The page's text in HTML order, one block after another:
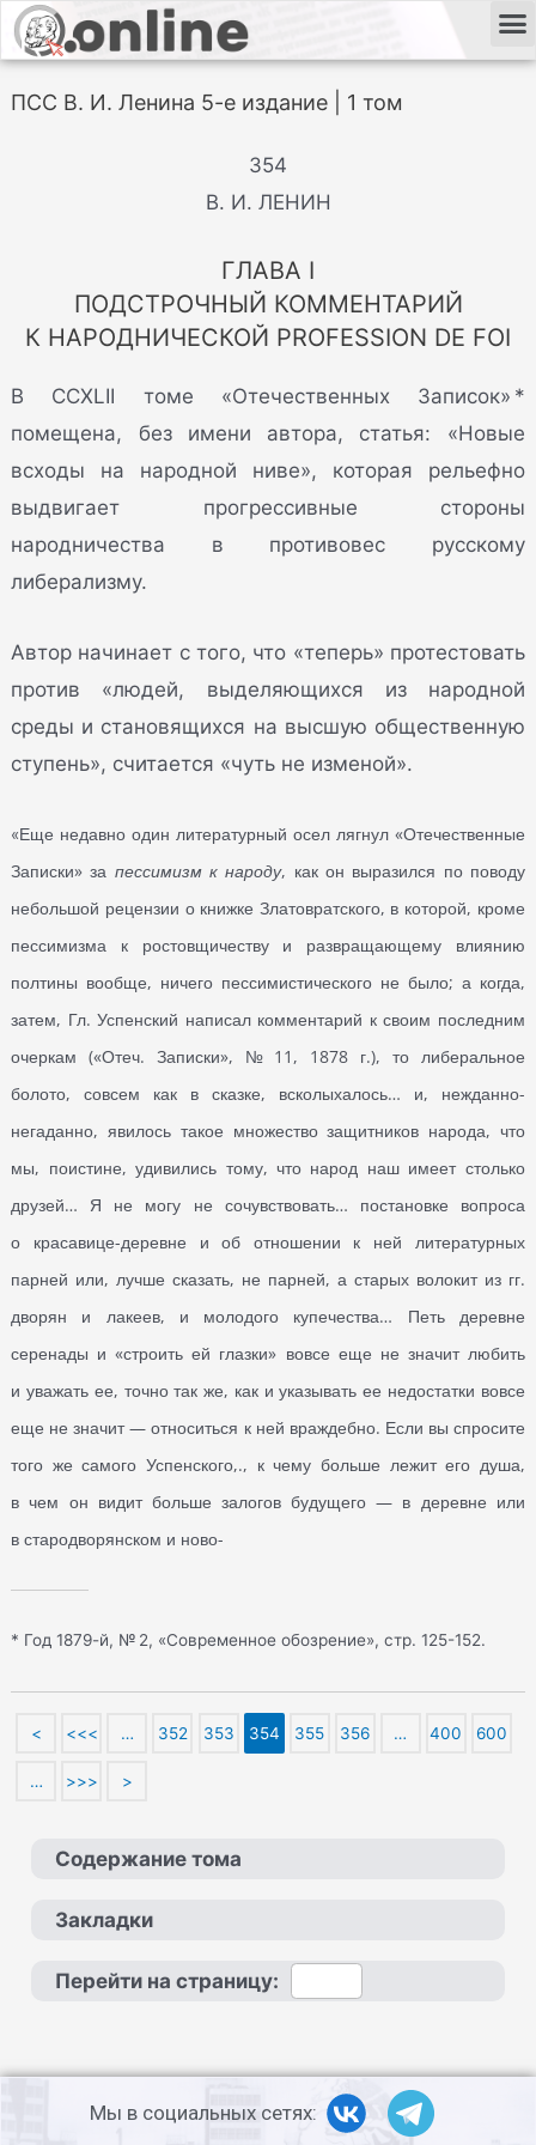
ПСС В. И. Ленина 5-е издание | 1 том
354
В. И. ЛЕНИН
ГЛАВА I
ПОДСТРОЧНЫЙ КОММЕНТАРИЙ
К НАРОДНИЧЕСКОЙ PROFESSION DE FOI
В CCXLII томе «Отечественных Записок» *
помещена, без имени автора, статья: «Новые
всходы на народной ниве», которая рельефно
выдвигает прогрессивные стороны
народничества в противовес русскому
либерализму.
Автор начинает с того, что «теперь» протестовать
против «людей, выделяющихся из народной
среды и становящихся на высшую общественную
ступень», считается «чуть не изменой».
«Еще недавно один литературный осел лягнул «Отечественные
Записки» за пессимизм к народу, как он выразился по поводу
небольшой рецензии о книжке Златовратского, в которой, кроме
пессимизма к ростовщичеству и развращающему влиянию
полтины вообще, ничего пессимистического не было; а когда,
затем, Гл. Успенский написал комментарий к своим последним
очеркам («Отеч. Записки», № 11, 1878 г.), то либеральное
болото, совсем как в сказке, всколыхалось… и, нежданно-
негаданно, явилось такое множество защитников народа, что
мы, поистине, удивились тому, что народ наш имеет столько
друзей… Я не могу не сочувствовать… постановке вопроса
о красавице-деревне и об отношении к ней литературных
парней или, лучше сказать, не парней, а старых волокит из гг.
дворян и лакеев, и молодого купечества… Петь деревне
серенады и «строить ей глазки» вовсе еще не значит любить
и уважать ее, точно так же, как и указывать ее недостатки вовсе
еще не значит — относиться к ней враждебно. Если вы спросите
того же самого Успенского,., к чему больше лежит его душа,
в чем он видит больше залогов будущего — в деревне или
в стародворянском и ново-
* Год 1879-й, № 2, «Современное обозрение», стр. 125-152.
< <<< … 352 353 354 355 356 … 400 600
… >>> >
Содержание тома
Закладки
Перейти на страницу:
Мы в социальных сетях: